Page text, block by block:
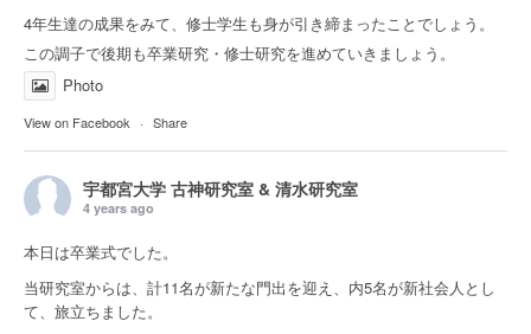
4年生達の成果をみて、修士学生も身が引き締まったことでしょう。
この調子で後期も卒業研究・修士研究を進めていきましょう。
Photo
View on Facebook · Share
宇都宮大学 古神研究室 & 清水研究室
4 years ago
本日は卒業式でした。
当研究室からは、計11名が新たな門出を迎え、内5名が新社会人とし
て、旅立ちました。